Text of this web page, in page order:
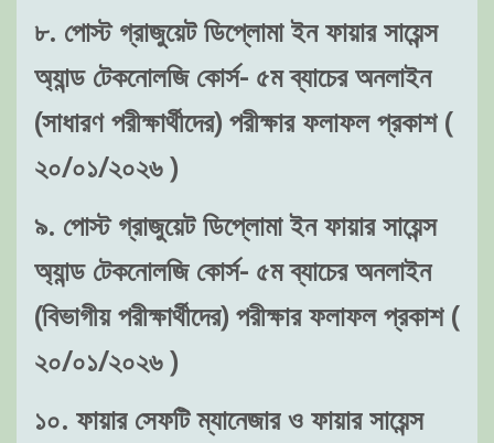
৮. পোস্ট গ্রাজুয়েট ডিপ্লোমা ইন ফায়ার সায়েন্স
অ্যান্ড টেকনোলজি কোর্স- ৫ম ব্যাচের অনলাইন
(সাধারণ পরীক্ষার্থীদের) পরীক্ষার ফলাফল প্রকাশ (
২০/০১/২০২৬ )
৯. পোস্ট গ্রাজুয়েট ডিপ্লোমা ইন ফায়ার সায়েন্স
অ্যান্ড টেকনোলজি কোর্স- ৫ম ব্যাচের অনলাইন
(বিভাগীয় পরীক্ষার্থীদের) পরীক্ষার ফলাফল প্রকাশ (
২০/০১/২০২৬ )
১০. ফায়ার সেফটি ম্যানেজার ও ফায়ার সায়েন্স